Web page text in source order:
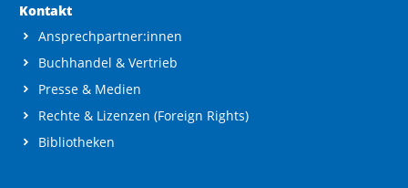
Kontakt
Ansprechpartner:innen
Buchhandel & Vertrieb
Presse & Medien
Rechte & Lizenzen (Foreign Rights)
Bibliotheken